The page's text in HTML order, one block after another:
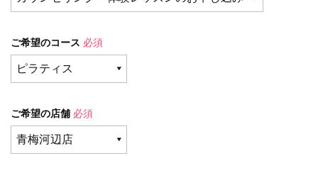
ご希望のコース 必須
ご希望の店舗 必須